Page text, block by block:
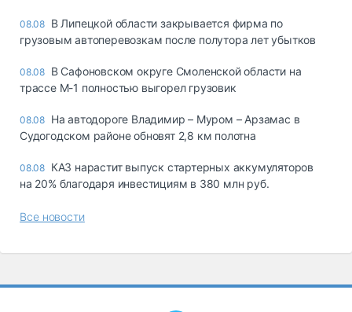
08.08 В Липецкой области закрывается фирма по
грузовым автоперевозкам после полутора лет убытков
08.08 В Сафоновском округе Смоленской области на
трассе М-1 полностью выгорел грузовик
08.08 На автодороге Владимир – Муром – Арзамас в
Судогодском районе обновят 2,8 км полотна
08.08 КАЗ нарастит выпуск стартерных аккумуляторов
на 20% благодаря инвестициям в 380 млн руб.
Все новости